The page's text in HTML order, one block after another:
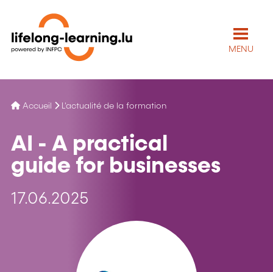
MENU
Accueil L'actualité de la formation
AI - A practical
guide for businesses
17.06.2025